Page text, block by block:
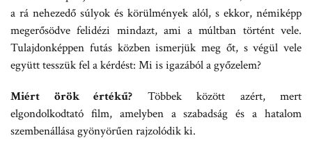
a rá nehezedő súlyok és körülmények alól, s ekkor, némiképp
megerősödve felidézi mindazt, ami a múltban történt vele.
Tulajdonképpen futás közben ismerjük meg őt, s végül vele
együtt tesszük fel a kérdést: Mi is igazából a győzelem?
Miért örök értékű? Többek között azért, mert
elgondolkodtató film, amelyben a szabadság és a hatalom
szembenállása gyönyörűen rajzolódik ki.